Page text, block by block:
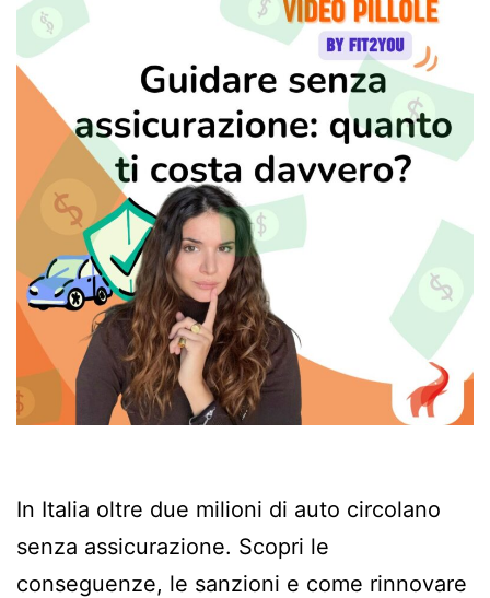
In Italia oltre due milioni di auto circolano
senza assicurazione. Scopri le
conseguenze, le sanzioni e come rinnovare